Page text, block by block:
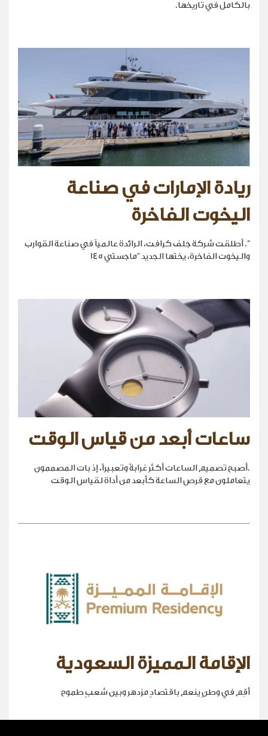
بالكامل في تاريخها.
ريادة الإمارات في صناعة
اليخوت الفاخرة
". أطلقت شركة جلف كرافت، الرائدة عالمياً في صناعة القوارب
واليخوت الفاخرة، يختها الجديد "ماجستي 145
ساعات أبعد من قياس الوقت
.أصبح تصميم الساعات أكثر غرابةً وتعبيراً، إذ بات المصممون
يتعاملون مع قرص الساعة كأبعد من أداة لقياس الوقت
الإقامة المميزة السعودية
أقِم في وطنٍ ينعم باقتصادٍ مزدهر وبين شعبٍ طموح